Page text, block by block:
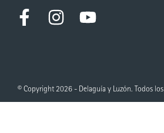
© Copyright 2026 - Delaguía y Luzón. Todos